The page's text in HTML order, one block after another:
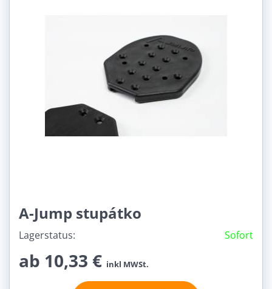
A-Jump stupátko
Lagerstatus: Sofort
ab 10,33 € inkl MWSt.